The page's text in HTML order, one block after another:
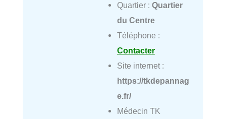
Quartier : Quartier
du Centre
Téléphone :
Contacter
Site internet :
https://tkdepannag
e.fr/
Médecin TK